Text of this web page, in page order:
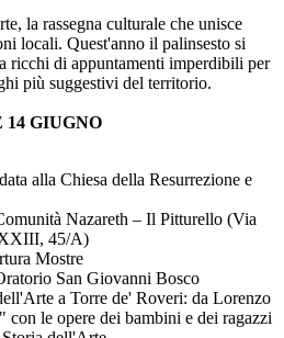
la rassegna culturale che unisce
locali. Quest'anno il palinsesto si
ricchi di appuntamenti imperdibili per
più suggestivi del territorio.
14 GIUGNO
alla Chiesa della Resurrezione e
Nazareth – Il Pitturello (Via
45/A)
Mostre
San Giovanni Bosco
a Torre de' Roveri: da Lorenzo
con le opere dei bambini e dei ragazzi